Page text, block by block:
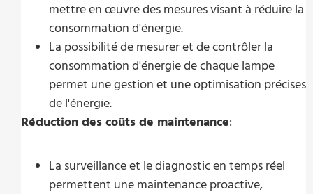
mettre en œuvre des mesures visant à réduire la
consommation d'énergie.
La possibilité de mesurer et de contrôler la
consommation d'énergie de chaque lampe
permet une gestion et une optimisation précises
de l'énergie.
Réduction des coûts de maintenance:
La surveillance et le diagnostic en temps réel
permettent une maintenance proactive,